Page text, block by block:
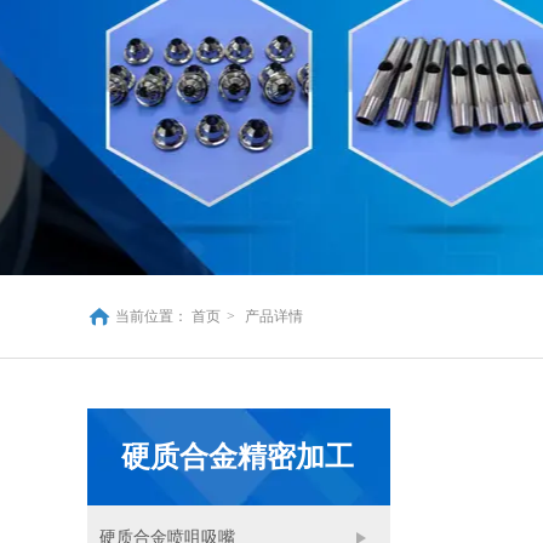
当前位置： 首页 > 产品详情
硬质合金精密加工
硬质合金喷咀吸嘴